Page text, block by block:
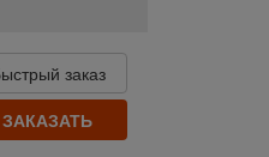
заказ
ЗАКАЗАТЬ